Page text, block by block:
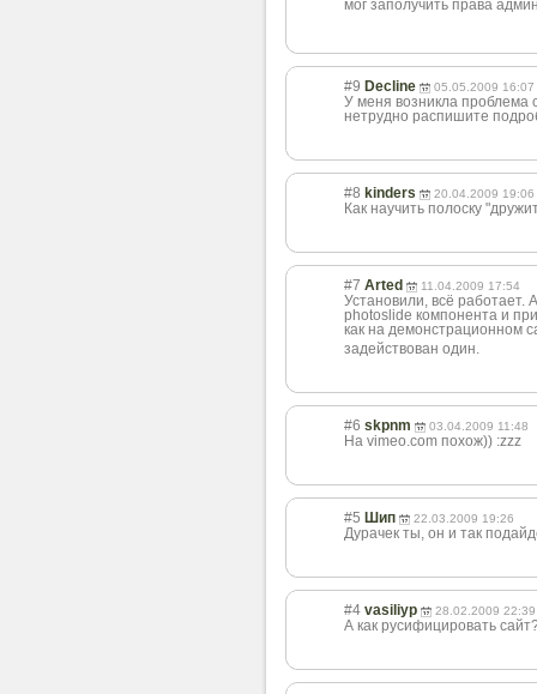
мог заполучить права
#9 Decline 05.05.2009 16:07
У меня возникла проблема
нетрудно распишите
#8 kinders 20.04.2009 19:06
Как научить полоску
#7 Arted 11.04.2009 17:54
Установили, всё работает.
photoslide компонента и
как на демонстрационном
задействован один.
#6 skpnm 03.04.2009 11:48
На vimeo.com похож)) :zzz
#5 Шип 22.03.2009 19:26
Дурачек ты, он и так
#4 vasiliyp 28.02.2009 22:39
А как русифицировать